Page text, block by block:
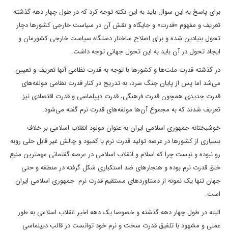
برای پاسخ به این سوال باید به این نکته توجه کرد که در طول چهار دهه گذشته
تعریف و مفهوم «قدرت» و جایگاه و نقش آن در سیاست خارجی کشورها دچار
تحول بنیادین شده و برای اصلاح ساختار دستگاه سیاست خارجی کشورمان و
ایجاد تحول در آن باید به این تحول جهانی توجه داشت.
در گذشته قدرت ملت‌ها و کشورها با توجه به قدرت نظامی آنها تعریف و تعیین
می‌شد اما پس از پایان جنگ سرد، به تدریج در کنار قدرت نظامی مولفه‌های
قدرت جدیدی همچون قدرت فرهنگی، قدرت دیپلماسی و قدرت اقتصادی نیز
تعریف شدند که به مجموع آن‌ها مولفه‌های قدرت نرم گفته می‌شود.
خوشبختانه جمهوری اسلامی ایران به عنوان مولود انقلاب اسلامی بر خلاف
بسیاری از کشورها در عرصه تولید قدرت نرم با کمبود و چالش غیر قابل حلی روبه
رو نبوده و نیست چرا که اسلام و انقلاب اسلامی در عرصه گفتمانی مهمترین منبع
خلق قدرت نرم بوده و هنجارهای ضد استکباری شکل گرفته در منطقه و حتی
جهان تنها یک نمونه از دستاوردهای مستقیم قدرت نرم جمهوری اسلامی ایران
است.
البته در طول چهار دهه گذشته و خصوصا یک دهه اخیر انقلاب اسلامی به طور
عملی و مشهود با تلفیق قدرت سخت و نرم خود توانست در قالب دیپلماسی